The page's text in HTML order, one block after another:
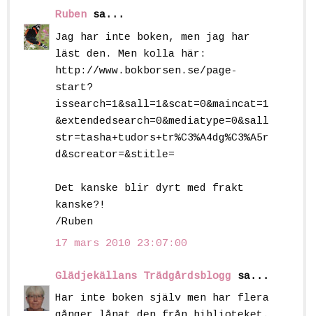
Ruben sa...
Jag har inte boken, men jag har
läst den. Men kolla här:
http://www.bokborsen.se/page-
start?
issearch=1&sall=1&scat=0&maincat=1
&extendedsearch=0&mediatype=0&sall
str=tasha+tudors+tr%C3%A4dg%C3%A5r
d&screator=&stitle=
Det kanske blir dyrt med frakt
kanske?!
/Ruben
17 mars 2010 23:07:00
Glädjekällans Trädgårdsblogg sa...
Har inte boken själv men har flera